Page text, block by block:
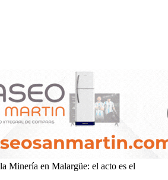
Minería en Malargüe: el acto es el